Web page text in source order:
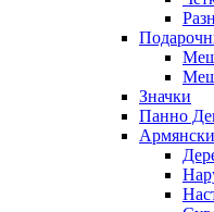
Значки
Панно